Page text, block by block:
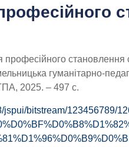
професійного становлення
гуманітарно-
2025. – 497 с.
jspui/bitstream/123456789/